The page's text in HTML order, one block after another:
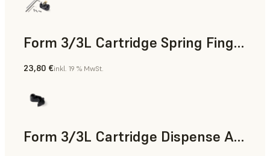
Form 3/3L Cartridge Spring Fingers Replacement Kit
23,80 €inkl. 19 % MwSt.
Form 3/3L Cartridge Dispense Arm